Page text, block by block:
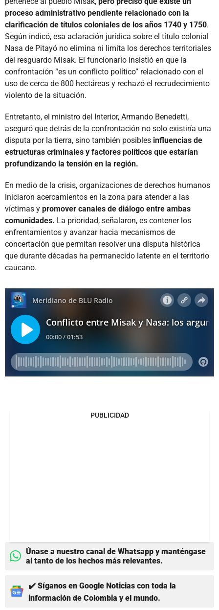
proceso administrativo pendiente relacionado con la
clarificación de títulos coloniales de los años 1740 y 1750.
Según indicó, esa aclaración jurídica sobre el título colonial
Nasa de Pitayó no elimina ni limita los derechos territoriales
del resguardo Misak. El funcionario insistió en que la
confrontación “es un conflicto político” relacionado con el
uso de cerca de 800 hectáreas y rechazó el recrudecimiento
violento de la situación.
Entretanto, el ministro del Interior, Armando Benedetti,
aseguró que detrás de la confrontación no solo existiría una
disputa por la tierra, sino también posibles influencias de
estructuras criminales y factores políticos que estarían
profundizando la tensión en la región.
En medio de la crisis, organizaciones de derechos humanos
iniciaron acercamientos en la zona para atender a las
víctimas y promover canales de diálogo entre ambas
comunidades. La prioridad, señalaron, es contener los
enfrentamientos y avanzar hacia mecanismos de
concertación que permitan resolver una disputa histórica
que durante décadas ha permanecido latente en el territorio
caucano.
PUBLICIDAD
Únase a nuestro canal de Whatsapp y manténgase
al tanto de los hechos más relevantes.
✔️ Síganos en Google Noticias con toda la
información de Colombia y el mundo.